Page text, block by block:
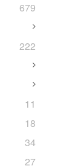
679
222
11
18
34
27